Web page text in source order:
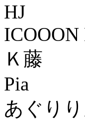
HJ
Ｋ藤
Pia
あぐりり